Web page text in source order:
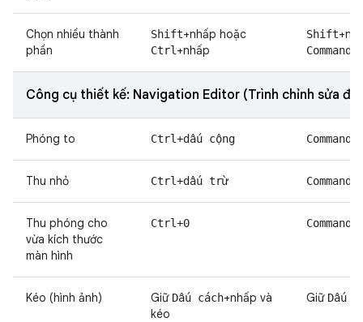
Chọn nhiều thành
phần
Shift+nhấp hoặc
Ctrl +nhấp
Shift
Command
Công cụ thiết kế: Navigation Editor (Trình chỉnh sửa
Phóng to Ctrl+dấu cộng
Thu nhỏ Ctrl+dấu trừ
Thu phóng cho
vừa kích thước
màn hình
Ctrl+0
Kéo (hình ảnh) Giữ Dấu cách+nhấp và
kéo
Giữ Dấu